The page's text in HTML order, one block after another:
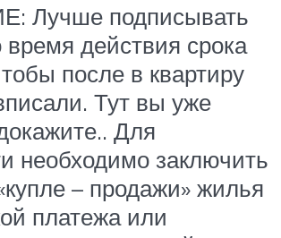
Лучше подписывать
время действия срока
после в квартиру
Тут вы уже
Для
необходимо заключить
– продажи» жилья
платежа или